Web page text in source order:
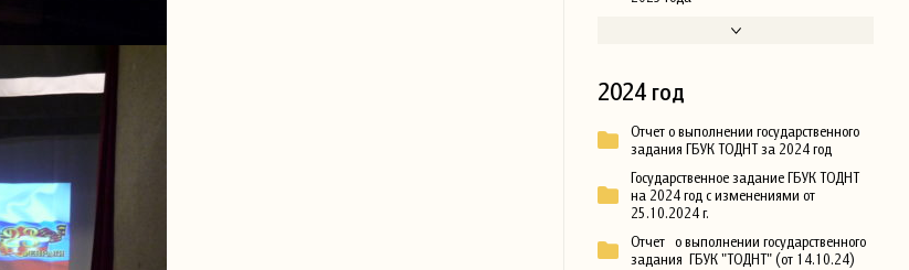
2024 год
Отчет о выполнении государственного
задания ГБУК ТОДНТ за 2024 год
Государственное задание ГБУК ТОДНТ
на 2024 год с изменениями от
25.10.2024 г.
Отчет о выполнении государственного
задания ГБУК "ТОДНТ" (от 14.10.24)